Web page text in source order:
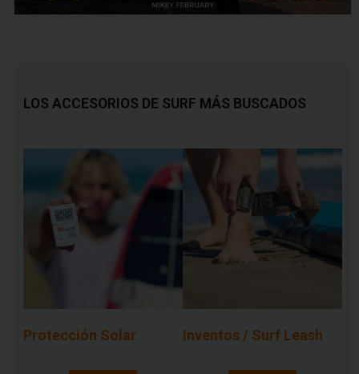
LOS ACCESORIOS DE SURF MÁS BUSCADOS
Protección Solar Inventos / Surf Leash